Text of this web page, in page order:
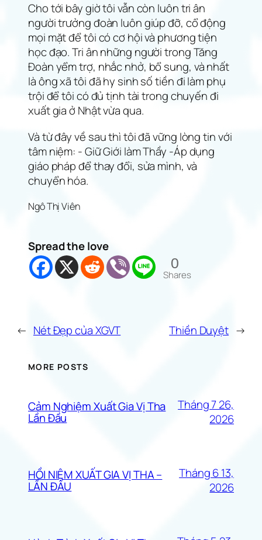
Cho tới bây giờ tôi vẫn còn luôn tri ân
người trưởng đoàn luôn giúp đỡ, cổ động
mọi mặt để tôi có cơ hội và phương tiện
học đạo. Tri ân những người trong Tăng
Đoàn yểm trợ, nhắc nhở, bổ sung, và nhất
là ông xã tôi đã hy sinh số tiền đi làm phụ
trội để tôi có đủ tịnh tài trong chuyến đi
xuất gia ở Nhật vừa qua.
Và từ đây về sau thì tôi đã vững lòng tin với
tâm niệm: - Giữ Giới làm Thầy -Áp dụng
giáo pháp để thay đổi, sửa mình, và
chuyển hóa.
Ngô Thị Viên
Spread the love
0
Shares
← Nét Đẹp của XGVT Thiền Duyệt →
MORE POSTS
Cảm Nghiệm Xuất Gia Vị Tha
Lần Đầu
Tháng 7 26,
2026
HỒI NIỆM XUẤT GIA VỊ THA –
LẦN ĐẦU
Tháng 6 13,
2026